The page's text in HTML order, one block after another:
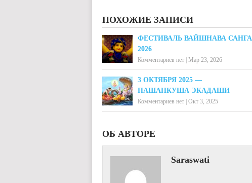
ПОХОЖИЕ ЗАПИСИ
ФЕСТИВАЛЬ ВАЙШНАВА САНГА
2026
Комментариев нет | Мар 23, 2026
3 ОКТЯБРЯ 2025 —
ПАШАНКУША ЭКАДАШИ
Комментариев нет Окт 3, 2025
ОБ АВТОРЕ
Saraswati